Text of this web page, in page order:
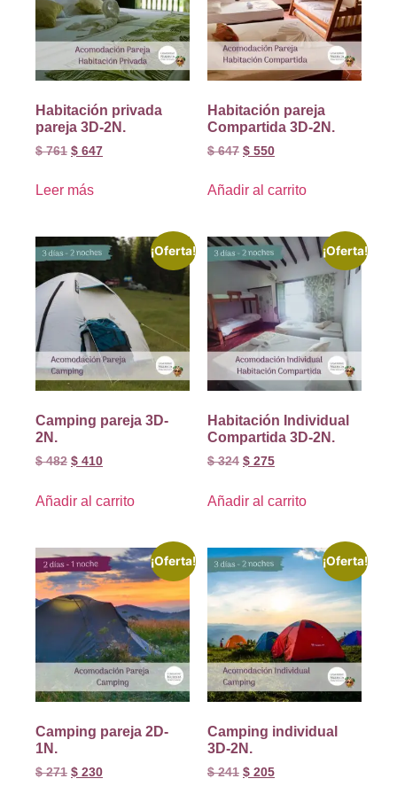
Habitación privada
pareja 3D-2N.
$761 $ 647
Leer más
Habitación pareja
Compartida 3D-2N.
$647 $ 550
Añadir al carrito
¡Oferta!
Camping pareja 3D-
2N.
$482 $ 410
Añadir al carrito
¡Oferta!
Habitación Individual
Compartida 3D-2N.
$324 $ 275
Añadir al carrito
¡Oferta!
Camping pareja 2D-
1N.
$271 $ 230
¡Oferta!
Camping individual
3D-2N.
$241 $ 205